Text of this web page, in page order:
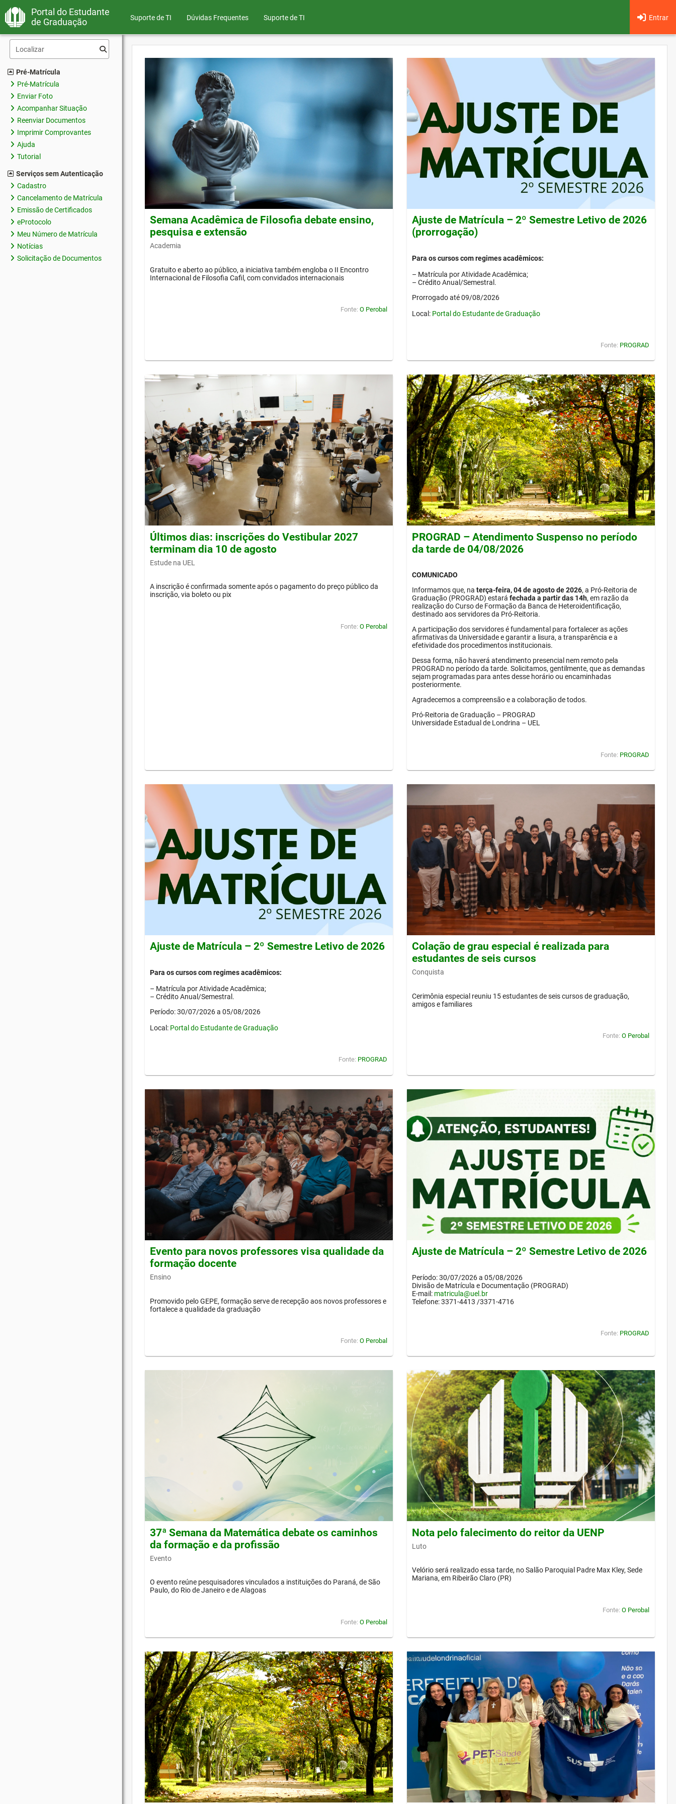
Portal do Estudante
de Graduação
Suporte de TI Dúvidas Frequentes Entrar
Suporte de TI
Pré-Matrícula
Pré-Matrícula
Enviar Foto
Acompanhar Situação
Reenviar Documentos
Imprimir Comprovantes
Ajuda
Tutorial
Serviços sem Autenticação
Cadastro
Cancelamento de Matrícula
Emissão de Certificados
eProtocolo
Meu Número de Matrícula
Notícias
Solicitação de Documentos
Semana Acadêmica de Filosofia debate ensino,
pesquisa e extensão
Academia
Gratuito e aberto ao público, a iniciativa também engloba o II Encontro
Internacional de Filosofia Cafil, com convidados internacionais
Fonte: O Perobal
Ajuste de Matrícula – 2º Semestre Letivo de 2026
(prorrogação)
Para os cursos com regimes acadêmicos:
– Matrícula por Atividade Acadêmica;
– Crédito Anual/Semestral.
Prorrogado até 09/08/2026
Local: Portal do Estudante de Graduação
Fonte: PROGRAD
Últimos dias: inscrições do Vestibular 2027
terminam dia 10 de agosto
Estude na UEL
A inscrição é confirmada somente após o pagamento do preço público da
inscrição, via boleto ou pix
Fonte: O Perobal
PROGRAD – Atendimento Suspenso no período
da tarde de 04/08/2026
COMUNICADO
Informamos que, na terça-feira, 04 de agosto de 2026, a Pró-Reitoria de
Graduação (PROGRAD) estará fechada a partir das 14h, em razão da
realização do Curso de Formação da Banca de Heteroidentificação,
destinado aos servidores da Pró-Reitoria.
A participação dos servidores é fundamental para fortalecer as ações
afirmativas da Universidade e garantir a lisura, a transparência e a
efetividade dos procedimentos institucionais.
Dessa forma, não haverá atendimento presencial nem remoto pela
PROGRAD no período da tarde. Solicitamos, gentilmente, que as demandas
sejam programadas para antes desse horário ou encaminhadas
posteriormente.
Agradecemos a compreensão e a colaboração de todos.
Pró-Reitoria de Graduação – PROGRAD
Universidade Estadual de Londrina – UEL
Fonte: PROGRAD
Ajuste de Matrícula – 2º Semestre Letivo de 2026
Para os cursos com regimes acadêmicos:
– Matrícula por Atividade Acadêmica;
– Crédito Anual/Semestral.
Período: 30/07/2026 a 05/08/2026
Local: Portal do Estudante de Graduação
Fonte: PROGRAD
Colação de grau especial é realizada para
estudantes de seis cursos
Conquista
Cerimônia especial reuniu 15 estudantes de seis cursos de graduação,
amigos e familiares
Fonte: O Perobal
Evento para novos professores visa qualidade da
formação docente
Ensino
Promovido pelo GEPE, formação serve de recepção aos novos professores e
fortalece a qualidade da graduação
Fonte: O Perobal
Ajuste de Matrícula – 2º Semestre Letivo de 2026
Período: 30/07/2026 a 05/08/2026
Divisão de Matrícula e Documentação (PROGRAD)
E-mail: matricula@uel.br
Telefone: 3371-4413 /3371-4716
Fonte: PROGRAD
37ª Semana da Matemática debate os caminhos
da formação e da profissão
Evento
O evento reúne pesquisadores vinculados a instituições do Paraná, de São
Paulo, do Rio de Janeiro e de Alagoas
Fonte: O Perobal
Nota pelo falecimento do reitor da UENP
Luto
Velório será realizado essa tarde, no Salão Paroquial Padre Max Kley, Sede
Mariana, em Ribeirão Claro (PR)
Fonte: O Perobal